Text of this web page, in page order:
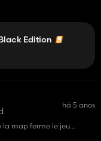
Edition
há 5 anos
la map ferme le jeu